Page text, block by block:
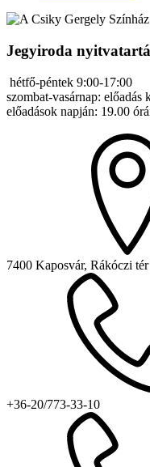
Jegyiroda
hétfő-péntek 9:00-17:00
szombat-vasárnap: előadás
előadások napján: 19.00
7400 Kaposvár, Rákóczi
+36-20/773-33-10